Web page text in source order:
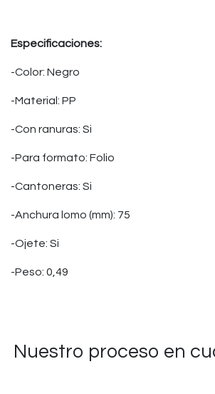
Especificaciones:
-Color: Negro
-Material: PP
-Con ranuras: Si
-Para formato: Folio
-Cantoneras: Si
-Anchura lomo (mm): 75
-Ojete: Si
-Peso: 0,49
Nuestro proceso en